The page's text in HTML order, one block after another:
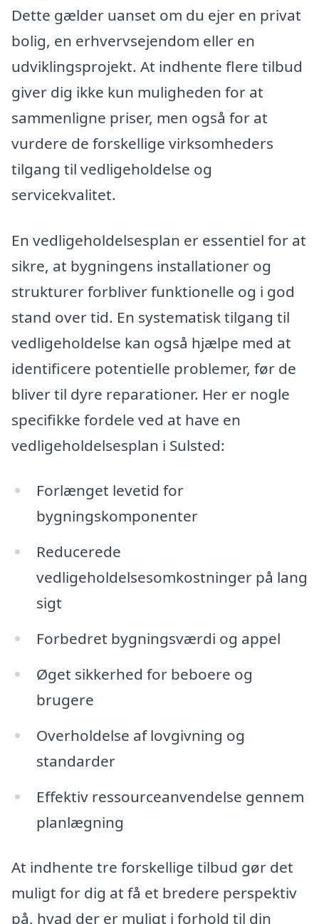
Dette gælder uanset om du ejer en privat
bolig, en erhvervsejendom eller en
udviklingsprojekt. At indhente flere tilbud
giver dig ikke kun muligheden for at
sammenligne priser, men også for at
vurdere de forskellige virksomheders
tilgang til vedligeholdelse og
servicekvalitet.
En vedligeholdelsesplan er essentiel for at
sikre, at bygningens installationer og
strukturer forbliver funktionelle og i god
stand over tid. En systematisk tilgang til
vedligeholdelse kan også hjælpe med at
identificere potentielle problemer, før de
bliver til dyre reparationer. Her er nogle
specifikke fordele ved at have en
vedligeholdelsesplan i Sulsted:
Forlænget levetid for
bygningskomponenter
Reducerede
vedligeholdelsesomkostninger på lang
sigt
Forbedret bygningsværdi og appel
Øget sikkerhed for beboere og
brugere
Overholdelse af lovgivning og
standarder
Effektiv ressourceanvendelse gennem
planlægning
At indhente tre forskellige tilbud gør det
muligt for dig at få et bredere perspektiv
på, hvad der er muligt i forhold til din